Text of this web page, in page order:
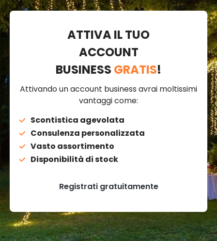
ATTIVA IL TUO
ACCOUNT
BUSINESS GRATIS!
Attivando un account business avrai moltissimi
vantaggi come:
Scontistica agevolata
Consulenza personalizzata
Vasto assortimento
Disponibilità di stock
Registrati gratuitamente